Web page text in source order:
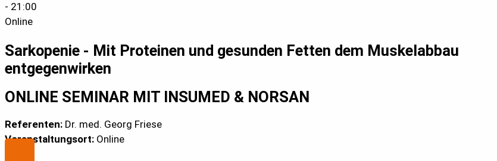
- 21:00
Online
Sarkopenie - Mit Proteinen und gesunden Fetten dem Muskelabbau
entgegenwirken
ONLINE SEMINAR MIT INSUMED & NORSAN
Referenten: Dr. med. Georg Friese
Veranstaltungsort: Online